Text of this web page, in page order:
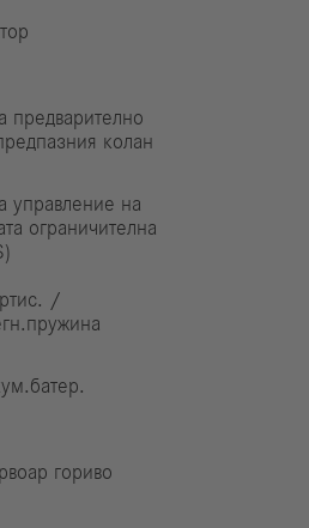
предварително
колан
управление на
ограничителна
/
гориво